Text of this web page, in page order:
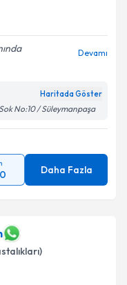
Devamı
Haritada Göster
No:10 / Süleymanpaşa
Daha Fazla